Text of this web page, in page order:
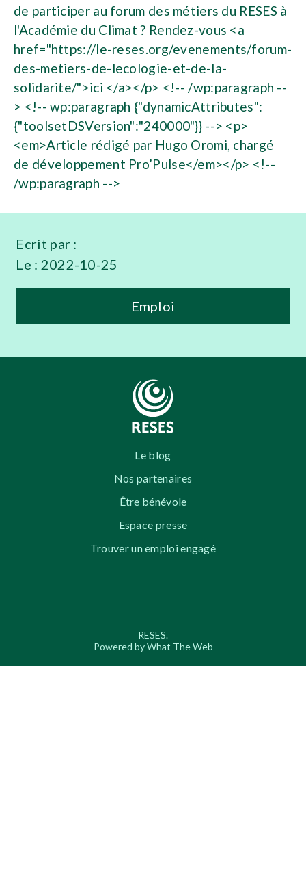
de participer au forum des métiers du RESES à
l'Académie du Climat ? Rendez-vous <a
href="https://le-reses.org/evenements/forum-
des-metiers-de-lecologie-et-de-la-
solidarite/">ici </a></p> <!-- /wp:paragraph --
> <!-- wp:paragraph {"dynamicAttributes":
{"toolsetDSVersion":"240000"}} --> <p>
<em>Article rédigé par Hugo Oromi, chargé
de développement Pro’Pulse</em></p> <!--
/wp:paragraph -->
Ecrit par :
Le : 2022-10-25
Emploi
Le blog
Nos partenaires
Être bénévole
Espace presse
Trouver un emploi engagé
RESES.
Powered by What The Web